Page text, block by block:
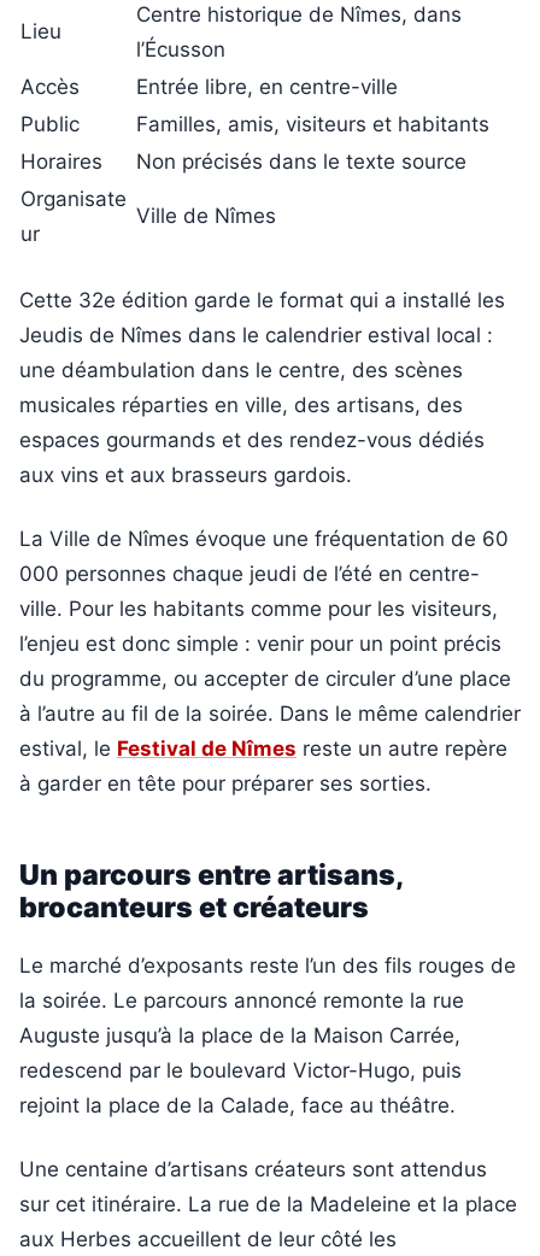
Lieu
Centre historique de Nîmes, dans
l’Écusson
Accès
Entrée libre, en centre-ville
Public
Familles, amis, visiteurs et habitants
Horaires
Non précisés dans le texte source
Organisate
ur
Ville de Nîmes
Cette 32e édition garde le format qui a installé les
Jeudis de Nîmes dans le calendrier estival local :
une déambulation dans le centre, des scènes
musicales réparties en ville, des artisans, des
espaces gourmands et des rendez-vous dédiés
aux vins et aux brasseurs gardois.
La Ville de Nîmes évoque une fréquentation de 60
000 personnes chaque jeudi de l’été en centre-
ville. Pour les habitants comme pour les visiteurs,
l’enjeu est donc simple : venir pour un point précis
du programme, ou accepter de circuler d’une place
à l’autre au fil de la soirée. Dans le même calendrier
estival, le Festival de Nîmes reste un autre repère
à garder en tête pour préparer ses sorties.
Un parcours entre artisans,
brocanteurs et créateurs
Le marché d’exposants reste l’un des fils rouges de
la soirée. Le parcours annoncé remonte la rue
Auguste jusqu’à la place de la Maison Carrée,
redescend par le boulevard Victor-Hugo, puis
rejoint la place de la Calade, face au théâtre.
Une centaine d’artisans créateurs sont attendus
sur cet itinéraire. La rue de la Madeleine et la place
aux Herbes accueillent de leur côté les